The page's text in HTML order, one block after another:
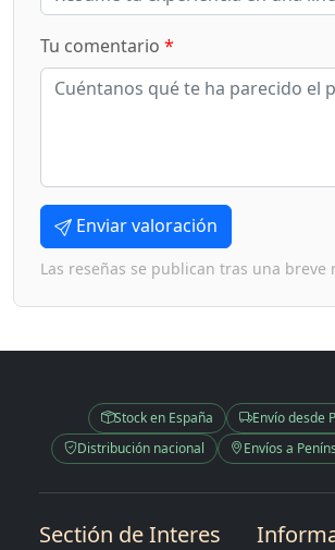
Tu comentario *
Enviar valoración
Las reseñas se publican tras una breve
Stock en España
Envío desde
Distribución nacional
Envíos a
Sectión de Interes